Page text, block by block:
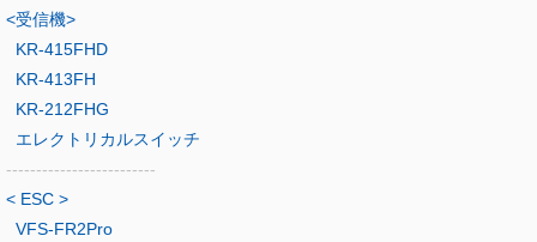
<受信機>
KR-415FHD
KR-413FH
KR-212FHG
エレクトリカルスイッチ
-------------------------
< ESC >
VFS-FR2Pro